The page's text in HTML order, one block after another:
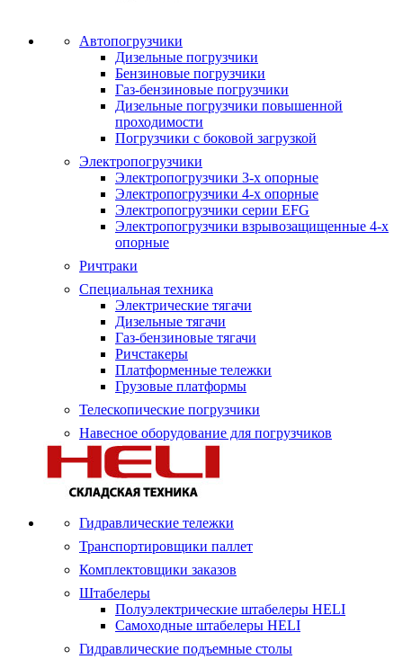
Автопогрузчики
Дизельные погрузчики
Бензиновые погрузчики
Газ-бензиновые погрузчики
Дизельные погрузчики повышенной
проходимости
Погрузчики с боковой загрузкой
Электропогрузчики
Электропогрузчики 3-х опорные
Электропогрузчики 4-х опорные
Электропогрузчики серии EFG
Электропогрузчики взрывозащищенные 4-х
опорные
Ричтраки
Специальная техника
Электрические тягачи
Дизельные тягачи
Газ-бензиновые тягачи
Ричстакеры
Платформенные тележки
Грузовые платформы
Телескопические погрузчики
Навесное оборудование для погрузчиков
Гидравлические тележки
Транспортировщики паллет
Комплектовщики заказов
Штабелеры
Полуэлектрические штабелеры HELI
Самоходные штабелеры HELI
Гидравлические подъемные столы